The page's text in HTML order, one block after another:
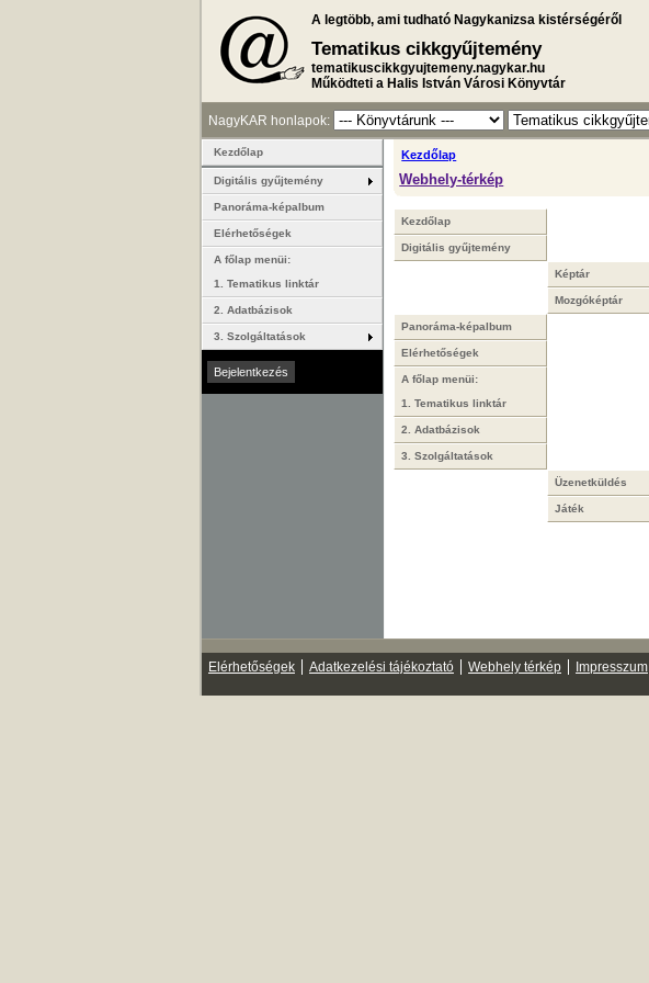
A legtöbb, ami tudható Nagykanizsa kistérségéről
Tematikus cikkgyűjtemény
tematikuscikkgyujtemeny.nagykar.hu
Működteti a Halis István Városi Könyvtár
NagyKAR honlapok:
Kezdőlap
Webhely-térkép
Kezdőlap
Digitális gyűjtemény
Képtár
Mozgóképtár
Panoráma-képalbum
Elérhetőségek
A főlap menüi:
1. Tematikus linktár
2. Adatbázisok
3. Szolgáltatások
Üzenetküldés
Játék
Kezdőlap
Digitális gyűjtemény
Panoráma-képalbum
Elérhetőségek
A főlap menüi:
1. Tematikus linktár
2. Adatbázisok
3. Szolgáltatások
Elérhetőségek Adatkezelési tájékoztató Webhely térkép Impresszum